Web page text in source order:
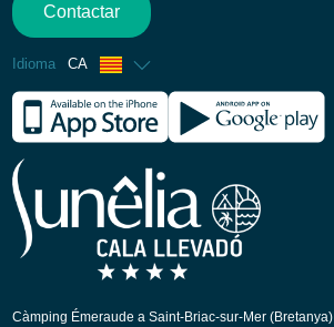
Contactar
Idioma CA
Francès
Anglès
Espanyol
Alemany
Holandès
Càmping Émeraude a Saint-Briac-sur-Mer (Bretanya)